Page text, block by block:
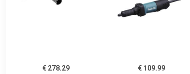
€ 278.29
€ 109.99